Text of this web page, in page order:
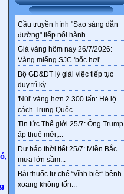
Chiến lược “Nước Mỹ trên
hết” và sự xói mòn niềm tin
của các đồng minh trong trật
tự quốc tế đương đại
Roscosmos xây dựng nhà máy
điện trên Mặt trăng: Bước đi
chiến lược cho hiện diện lâu dài
ngoài không gian
Sức Khỏe Nam Giới Sau 50
Tuổi: Không Xuất Hiện 4
Thay Đổi Này Có Thể Là Dấu
Hiệu Sống Thọ
Lương cơ sở dự kiến tăng
8% từ 1-7, những khoản nào
sẽ được điều chỉnh theo?
Cầu truyền hình "Sao sáng dẫn
đường" tiếp nối hành...
Giá vàng hôm nay 26/7/2026:
Vàng miếng SJC 'bốc hơi'...
Bộ GD&ĐT lý giải việc tiếp tục
duy trì kỳ...
'Núi' vàng hơn 2.300 tấn: Hé lộ
cách Trung Quốc...
Tin tức Thế giới 25/7: Ông Trump
áp thuế mới,...
Dự báo thời tiết 25/7: Miền Bắc
mưa lớn sầm...
Bài thuốc tự chế “vĩnh biệt” bệnh
xoang không tốn...
giá